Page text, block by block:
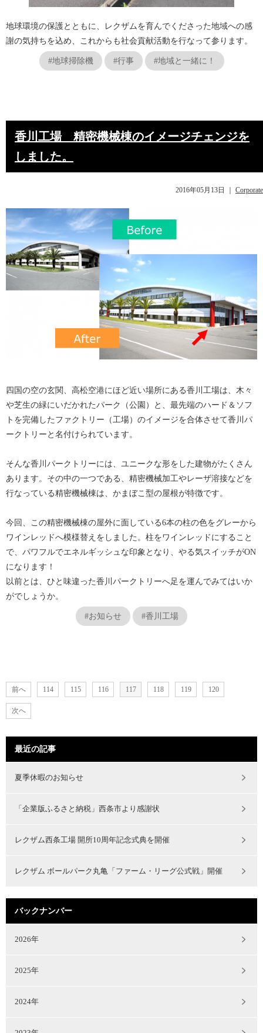
地球環境の保護とともに、レクザムを育んでくださった地域への感
謝の気持ちを込め、これからも社会貢献活動を行なって参ります。
#地球掃除機 #行事 #地域と一緒に！
香川工場 精密機械棟のイメージチェンジを
しました。
2016年05月13日 ｜ Corporate
四国の空の玄関、高松空港にほど近い場所にある香川工場は、木々
や芝生の緑にいだかれたパーク（公園）と、最先端のハード＆ソフ
トを完備したファクトリー（工場）のイメージを合体させて香川パ
ークトリーと名付けられています。
そんな香川パークトリーには、ユニークな形をした建物がたくさん
あります。その中の一つである、精密機械加工やレーザ溶接などを
行なっている精密機械棟は、かまぼこ型の屋根が特徴です。
今回、この精密機械棟の屋外に面している6本の柱の色をグレーから
ワインレッドへ模様替えをしました。柱をワインレッドにすること
で、パワフルでエネルギッシュな印象となり、やる気スイッチがON
になります！
以前とは、ひと味違った香川パークトリーへ足を運んでみてはいか
がでしょうか。
#お知らせ #香川工場
前へ 114 115 116 117 118 119 120
次へ
最近の記事
夏季休暇のお知らせ
「企業版ふるさと納税」西条市より感謝状
レクザム西条工場 開所10周年記念式典を開催
レクザム ボールパーク丸亀「ファーム・リーグ公式戦」開催
バックナンバー
2026年
2025年
2024年